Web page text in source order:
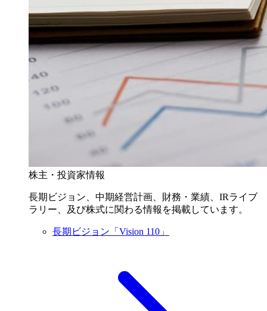
株主・投資家情報
長期ビジョン、中期経営計画、財務・業績、IRライブ
ラリー、及び株式に関わる情報を掲載しています。
長期ビジョン「Vision 110」